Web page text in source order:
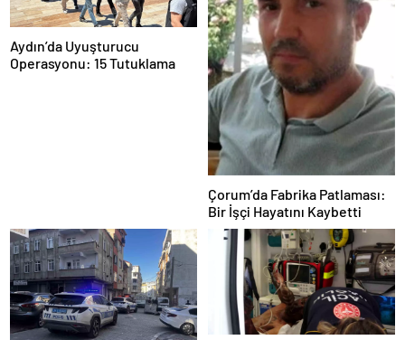
Aydın’da Uyuşturucu
Operasyonu: 15 Tutuklama
Çorum’da Fabrika Patlaması:
Bir İşçi Hayatını Kaybetti